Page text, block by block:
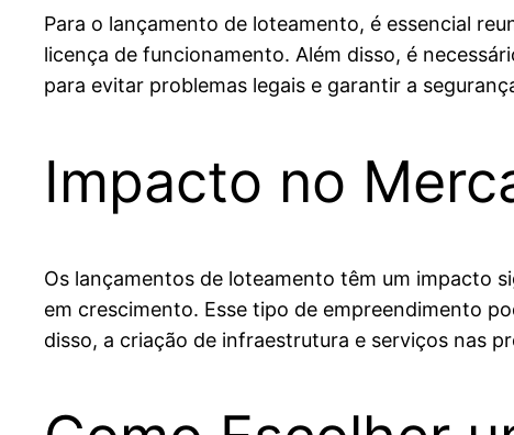
Para o lançamento de loteamento, é essencial
licença de funcionamento. Além disso, é
para evitar problemas legais e garantir a
Impacto no
Os lançamentos de loteamento têm um impacto
em crescimento. Esse tipo de empreendimento
disso, a criação de infraestrutura e serviços nas